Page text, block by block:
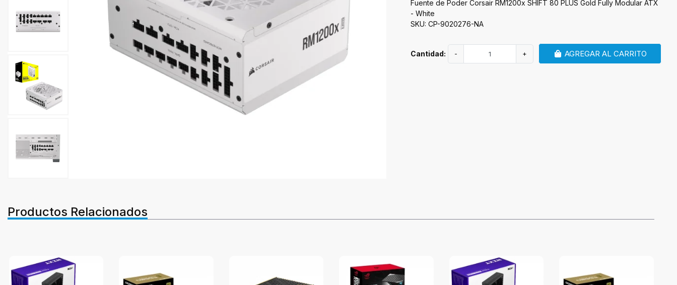
Fuente de Poder Corsair RM1200x SHIFT 80 PLUS Gold Fully Modular ATX
- White
SKU: CP-9020276-NA
Cantidad: - + AGREGAR AL CARRITO
Productos Relacionados